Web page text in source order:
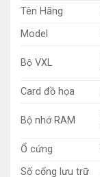
Tên Hãng
Model
Bộ VXL
Card đồ họa
Bộ nhớ RAM
Ổ cứng
Số cổng lưu trữ